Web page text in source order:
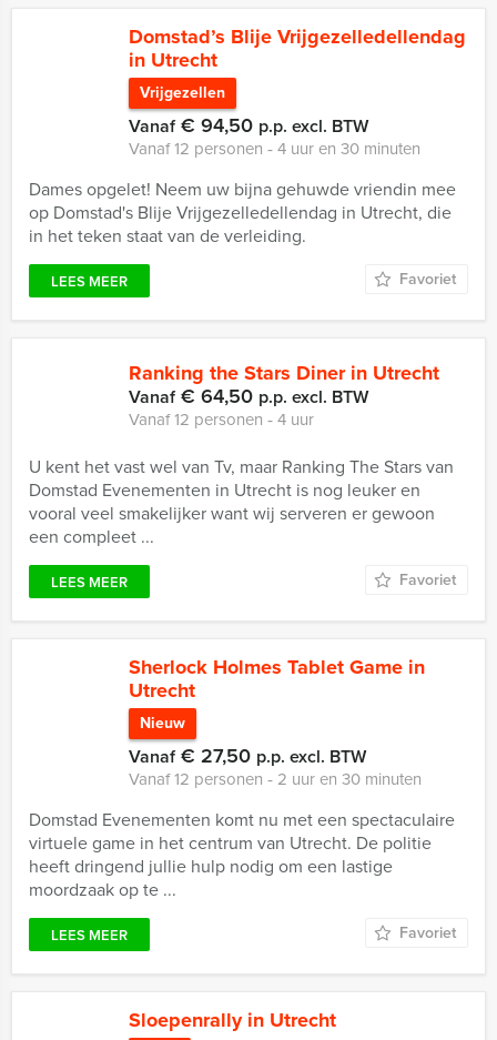
Domstad’s Blije Vrijgezelledellendag
in Utrecht
Vrijgezellen
Vanaf€ 94,50 p.p. excl. BTW
Vanaf 12 personen ‐ 4 uur en 30 minuten
Dames opgelet! Neem uw bijna gehuwde vriendin mee
op Domstad's Blije Vrijgezelledellendag in Utrecht, die
in het teken staat van de verleiding.
LEES MEER Favoriet
Ranking the Stars Diner in Utrecht
Vanaf€ 64,50 p.p. excl. BTW
Vanaf 12 personen ‐ 4 uur
U kent het vast wel van Tv, maar Ranking The Stars van
Domstad Evenementen in Utrecht is nog leuker en
vooral veel smakelijker want wij serveren er gewoon
een compleet ...
LEES MEER Favoriet
Sherlock Holmes Tablet Game in
Utrecht
Nieuw
Vanaf€ 27,50 p.p. excl. BTW
Vanaf 12 personen ‐ 2 uur en 30 minuten
Domstad Evenementen komt nu met een spectaculaire
virtuele game in het centrum van Utrecht. De politie
heeft dringend jullie hulp nodig om een lastige
moordzaak op te ...
LEES MEER Favoriet
Sloepenrally in Utrecht